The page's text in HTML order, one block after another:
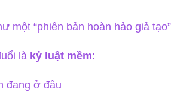
một “phiên bản hoàn hảo giả tạo”
là kỷ luật mềm:
đang ở đâu